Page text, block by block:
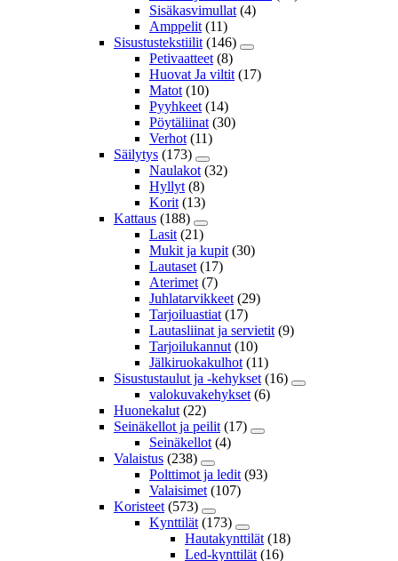
Sisäkasvimullat (4)
Amppelit (11)
Sisustustekstiilit (146)
Petivaatteet (8)
Huovat Ja viltit (17)
Matot (10)
Pyyhkeet (14)
Pöytäliinat (30)
Verhot (11)
Säilytys (173)
Naulakot (32)
Hyllyt (8)
Korit (13)
Kattaus (188)
Lasit (21)
Mukit ja kupit (30)
Lautaset (17)
Aterimet (7)
Juhlatarvikkeet (29)
Tarjoiluastiat (17)
Lautasliinat ja servietit (9)
Tarjoilukannut (10)
Jälkiruokakulhot (11)
Sisustustaulut ja -kehykset (16)
valokuvakehykset (6)
Huonekalut (22)
Seinäkellot ja peilit (17)
Seinäkellot (4)
Valaistus (238)
Polttimot ja ledit (93)
Valaisimet (107)
Koristeet (573)
Kynttilät (173)
Hautakynttilät (18)
Led-kynttilät (16)